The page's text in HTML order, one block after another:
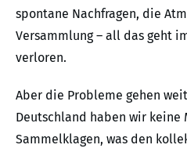
spontane Nachfragen, die
Versammlung – all das geht
verloren.
Aber die Probleme gehen
Deutschland haben wir keine
Sammelklagen, was den